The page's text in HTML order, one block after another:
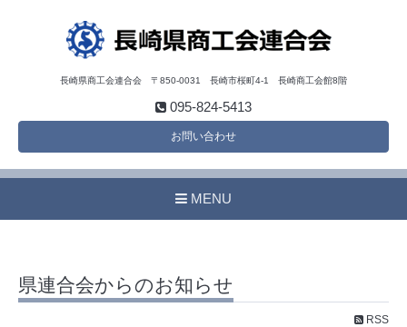
長崎県商工会連合会 〒850-0031 長崎市桜町4-1 長崎商工会館8階
095-824-5413
お問い合わせ
MENU
県連合会からのお知らせ
RSS